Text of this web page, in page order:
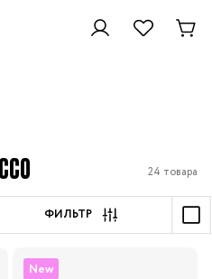
24 товара
ФИЛЬТР
New